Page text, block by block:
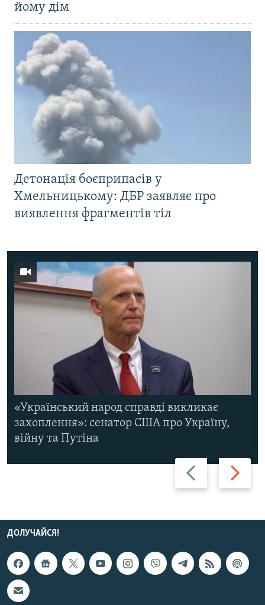
йому дім
Детонація боєприпасів у
Хмельницькому: ДБР заявляє про
виявлення фрагментів тіл
Назад Вперед
«Український народ справді викликає
захоплення»: сенатор США про Україну,
війну та Путіна
ДОЛУЧАЙСЯ!